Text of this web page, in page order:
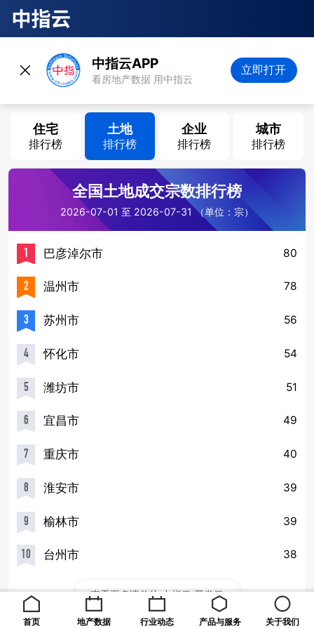
中指云APP
看房地产数据 用中指云
立即打开
住宅
排行榜
土地
排行榜
企业
排行榜
城市
排行榜
全国土地成交宗数排行榜
2026-07-01 至 2026-07-31 （单位：宗）
1 巴彦淖尔市 80
2 温州市 78
3 苏州市 56
4 怀化市 54
5 潍坊市 51
6 宜昌市 49
7 重庆市 40
8 淮安市 39
9 榆林市 39
10 台州市 38
查看更多请前往 中指云·开发云
首页 地产数据 行业动态 产品与服务 关于我们